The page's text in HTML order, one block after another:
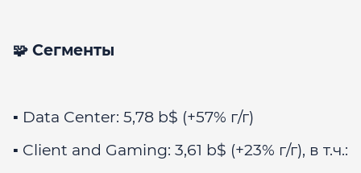
🧩 Сегменты
▪️ Data Center: 5,78 b$ (+57% г/г)
▪️ Client and Gaming: 3,61 b$ (+23% г/г), в т.ч.: